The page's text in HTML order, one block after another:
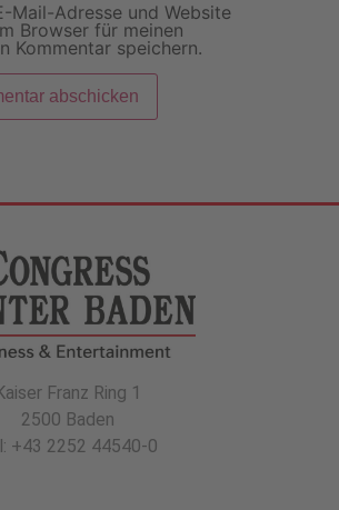
Mail-Adresse und Website
Browser für meinen
Kommentar speichern.
Franz Ring 1
2500 Baden
+43 2252 44540-0